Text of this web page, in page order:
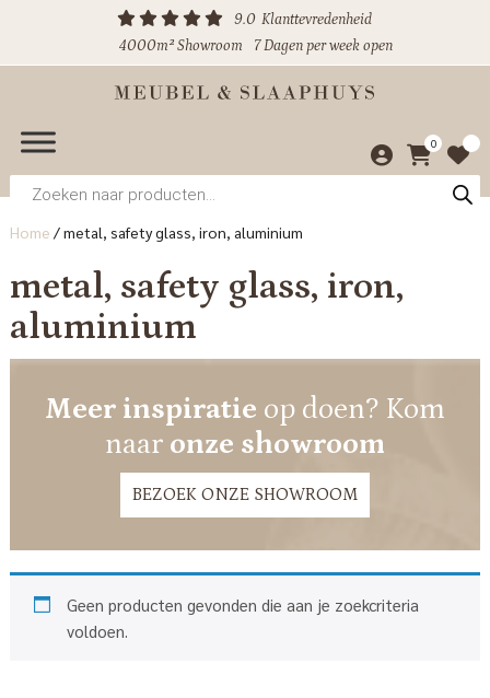
9.0 Klanttevredenheid
4000m² Showroom
7 Dagen per week open
0
Producten
zoeken
Home /metal, safety glass, iron, aluminium
metal, safety glass, iron,
aluminium
Meer inspiratie op doen? Kom
naar onze showroom
BEZOEK ONZE SHOWROOM
Geen producten gevonden die aan je zoekcriteria
voldoen.